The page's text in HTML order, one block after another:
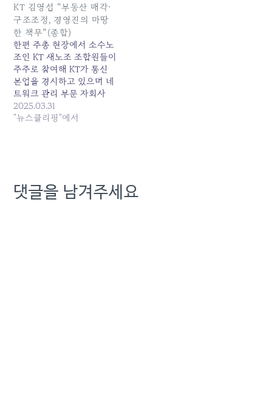
를 매각하는 것은 마치 “황
금알을 낳는 거위의 배를 가
르는” 단기적 조치라 할 수
있다. 이 배경에는 김영섭
사장의 내년 연임 여부와 관
련이 있다.…
KT 김영섭 “부동산 매각·
구조조정, 경영진의 마땅
한 책무”(종합)
한편 주총 현장에서 소수노
조인 KT 새노조 조합원들이
주주로 참여해 KT가 통신
본업을 경시하고 있으며 네
트워크 관리 부문 자회사
KT넷코어 설립 등으로 내외
부에서 불편이 있다고 주장
2025.03.31
"뉴스클리핑"에서
댓글을 남겨주세요